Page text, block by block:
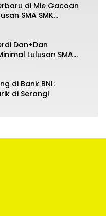
di Mie Gacoan
SMA SMK
Dan+Dan
Lulusan SMA
di Bank BNI:
di Serang!